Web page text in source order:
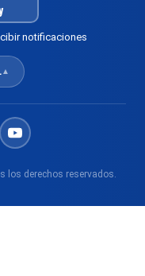
notificaciones
▲
los derechos reservados.